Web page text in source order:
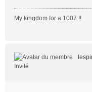
e
My kingdom for a 1007 !!
Invité